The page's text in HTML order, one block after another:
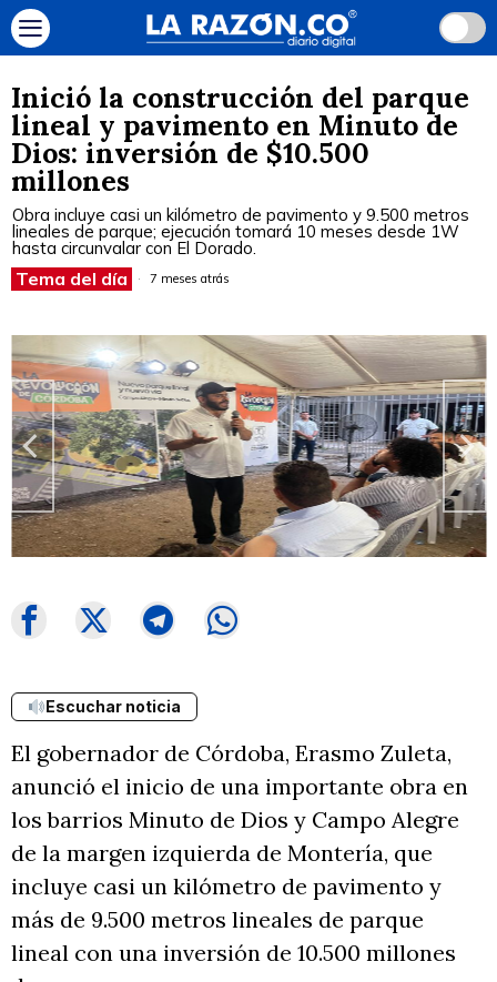
Inició la construcción del parque
lineal y pavimento en Minuto de
Dios: inversión de $10.500
millones
Obra incluye casi un kilómetro de pavimento y 9.500 metros
lineales de parque; ejecución tomará 10 meses desde 1W
hasta circunvalar con El Dorado.
Tema del día 7 meses atrás
Escuchar noticia
El gobernador de Córdoba, Erasmo Zuleta,
anunció el inicio de una importante obra en
los barrios Minuto de Dios y Campo Alegre
de la margen izquierda de Montería, que
incluye casi un kilómetro de pavimento y
más de 9.500 metros lineales de parque
lineal con una inversión de 10.500 millones